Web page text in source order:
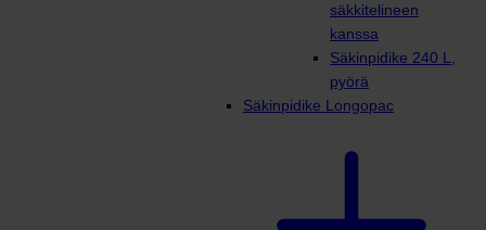
säkkitelineen
kanssa
Säkinpidike 240 L,
pyörä
Säkinpidike Longopac